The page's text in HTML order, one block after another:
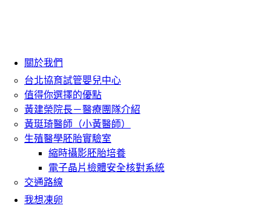
關於我們
台北協育試管嬰兒中心
值得你選擇的優點
黃建榮院長－醫療團隊介紹
黃珽琦醫師（小黃醫師）
生殖醫學胚胎實驗室
縮時攝影胚胎培養
電子晶片檢體安全核對系統
交通路線
我想凍卵